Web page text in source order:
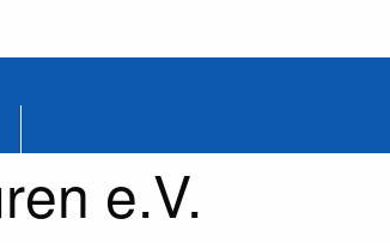
e.V.